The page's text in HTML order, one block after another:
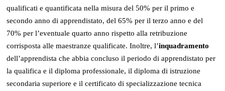
qualificati e quantificata nella misura del 50% per il primo e
secondo anno di apprendistato, del 65% per il terzo anno e del
70% per l’eventuale quarto anno rispetto alla retribuzione
corrisposta alle maestranze qualificate. Inoltre, l’inquadramento
dell’apprendista che abbia concluso il periodo di apprendistato per
la qualifica e il diploma professionale, il diploma di istruzione
secondaria superiore e il certificato di specializzazione tecnica